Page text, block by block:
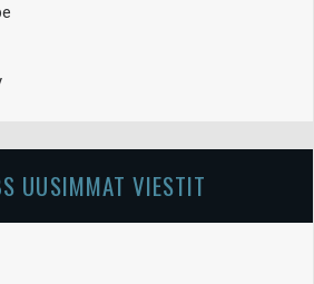
UUSIMMAT VIESTIT